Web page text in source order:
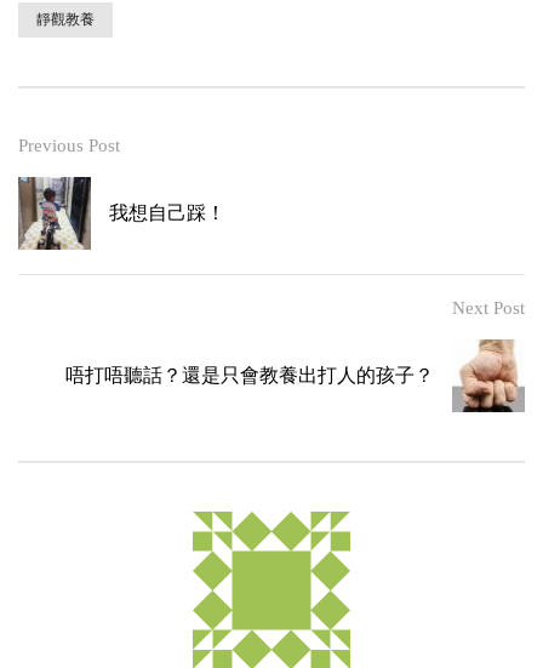
靜觀教養
Previous Post
我想自己踩！
Next Post
唔打唔聽話？還是只會教養出打人的孩子？